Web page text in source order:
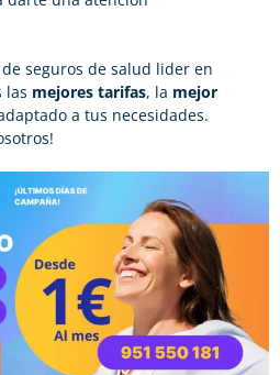
seguros de salud lider en
las mejores tarifas, la mejor
a tus necesidades.